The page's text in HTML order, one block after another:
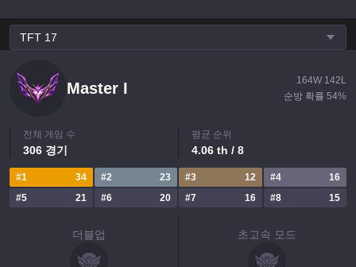
TFT 17
Master I 164W 142 L
순방 확률 54%
전체 게임 수
306 경기
평균 순위
4.06 th / 8
#1 34 #2 23 #3 12 #4
16
#5 21 #6 20 #7 16 #8 15
더블업 초고속 모드